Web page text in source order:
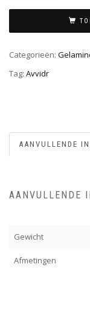
Categorieën:
Tag: Avvidr
AANVULLENDE
AANVULLENDE
Gewicht
Afmetingen